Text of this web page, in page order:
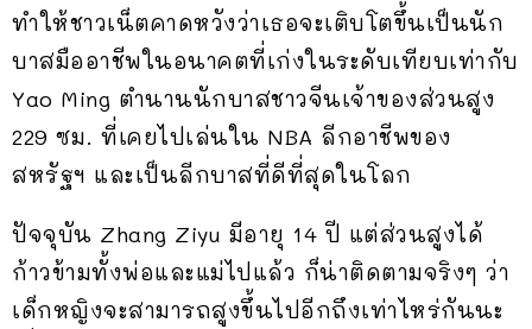
ทำให้ชาวเน็ตคาดหวังว่าเธอจะเติบโตขึ้นเป็นนัก
บาสมืออาชีพในอนาคตที่เก่งในระดับเทียบเท่ากับ
Yao Ming ตำนานนักบาสชาวจีนเจ้าของส่วนสูง
229 ซม. ที่เคยไปเล่นใน NBA ลีกอาชีพของ
สหรัฐฯ และเป็นลีกบาสที่ดีที่สุดในโลก
ปัจจุบัน Zhang Ziyu มีอายุ 14 ปี แต่ส่วนสูงได้
ก้าวข้ามทั้งพ่อและแม่ไปแล้ว ก็น่าติดตามจริงๆ ว่า
เด็กหญิงจะสามารถสูงขึ้นไปอีกถึงเท่าไหร่กันนะ